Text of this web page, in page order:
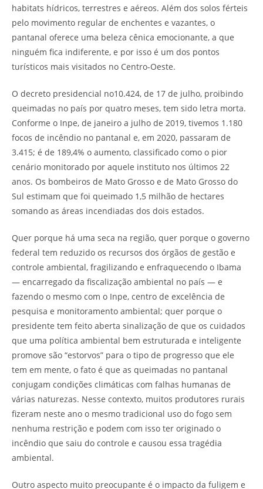
habitats hídricos, terrestres e aéreos. Além dos solos férteis
pelo movimento regular de enchentes e vazantes, o
pantanal oferece uma beleza cênica emocionante, a que
ninguém fica indiferente, e por isso é um dos pontos
turísticos mais visitados no Centro-Oeste.
O decreto presidencial no10.424, de 17 de julho, proibindo
queimadas no país por quatro meses, tem sido letra morta.
Conforme o Inpe, de janeiro a julho de 2019, tivemos 1.180
focos de incêndio no pantanal e, em 2020, passaram de
3.415; é de 189,4% o aumento, classificado como o pior
cenário monitorado por aquele instituto nos últimos 22
anos. Os bombeiros de Mato Grosso e de Mato Grosso do
Sul estimam que foi queimado 1,5 milhão de hectares
somando as áreas incendiadas dos dois estados.
Quer porque há uma seca na região, quer porque o governo
federal tem reduzido os recursos dos órgãos de gestão e
controle ambiental, fragilizando e enfraquecendo o Ibama
— encarregado da fiscalização ambiental no país — e
fazendo o mesmo com o Inpe, centro de excelência de
pesquisa e monitoramento ambiental; quer porque o
presidente tem feito aberta sinalização de que os cuidados
que uma política ambiental bem estruturada e inteligente
promove são “estorvos” para o tipo de progresso que ele
tem em mente, o fato é que as queimadas no pantanal
conjugam condições climáticas com falhas humanas de
várias naturezas. Nesse contexto, muitos produtores rurais
fizeram neste ano o mesmo tradicional uso do fogo sem
nenhuma restrição e podem com isso ter originado o
incêndio que saiu do controle e causou essa tragédia
ambiental.
Outro aspecto muito preocupante é o impacto da fuligem e